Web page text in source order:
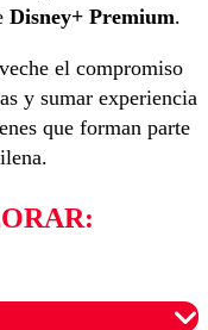
Disney+ Premium.
el compromiso
y sumar experiencia
que forman parte